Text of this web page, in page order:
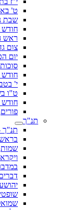
ט'
שבת
חודש
ראש
צום
יום
חודש
י'
ט"ו
תנ"ך
תנ"ך
שמות
ויקרא